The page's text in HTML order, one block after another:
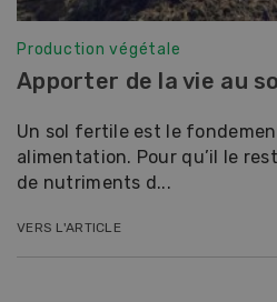
Production végétale
Apporter de la vie au
Un sol fertile est le
alimentation. Pour qu’il le
de nutriments d...
VERS L'ARTICLE